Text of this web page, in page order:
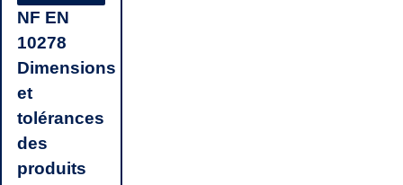
NF EN
10278
Dimensions
et
tolérances
des
produits